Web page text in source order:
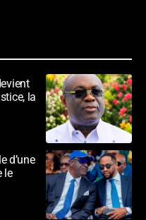
la
d’une
le